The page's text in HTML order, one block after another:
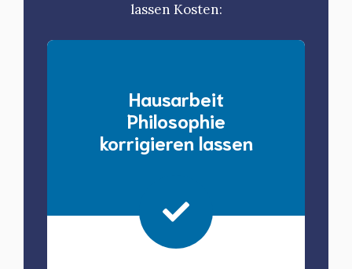
lassen Kosten:
Hausarbeit
Philosophie
korrigieren lassen